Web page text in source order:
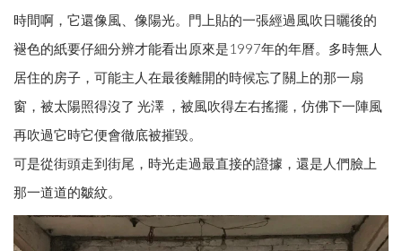
時間啊，它還像風、像陽光。門上貼的一張經過風吹日曬後的
褪色的紙要仔細分辨才能看出原來是1997年的年曆。多時無人
居住的房子，可能主人在最後離開的時候忘了關上的那一扇
窗，被太陽照得沒了 光澤 ，被風吹得左右搖擺，仿佛下一陣風
再吹過它時它便會徹底被摧毀。
可是從街頭走到街尾，時光走過最直接的證據，還是人們臉上
那一道道的皺紋。